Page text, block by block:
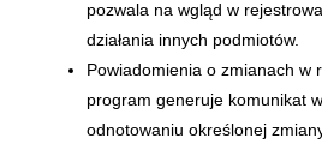
pozwala na wgląd w
działania innych podmiotów.
Powiadomienia o zmianach w
program generuje komunikat
odnotowaniu określonej